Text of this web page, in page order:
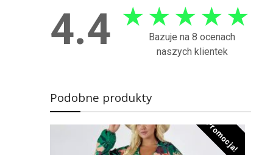
4.4 ★ ★ ★ ★ ★
Bazuje na 8 ocenach
naszych klientek
Podobne produkty
Promocja!